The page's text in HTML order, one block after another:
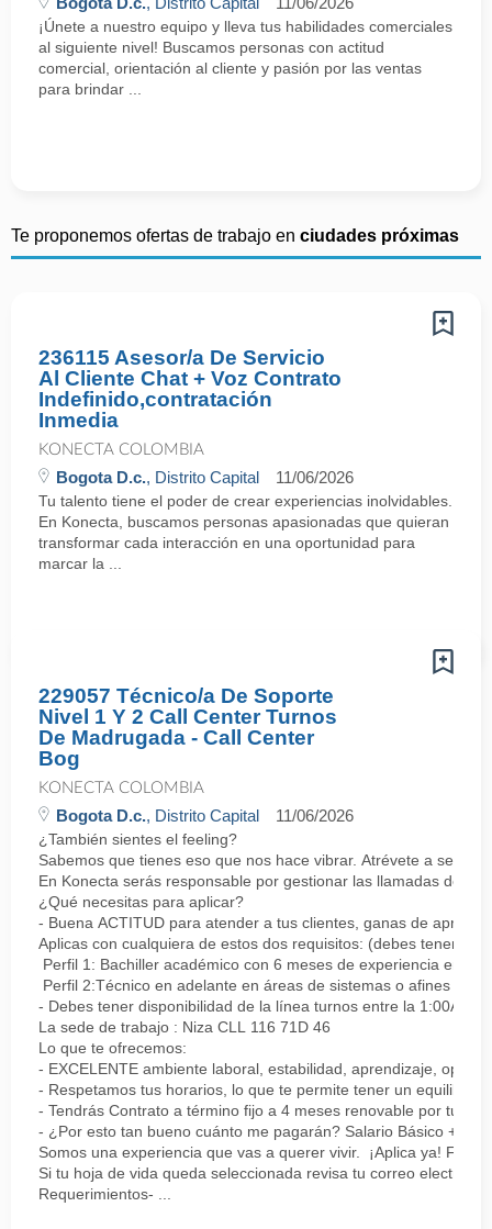
¡Únete a nuestro equipo y lleva tus habilidades comerciales
al siguiente nivel! Buscamos personas con actitud
comercial, orientación al cliente y pasión por las ventas
para brindar ...
Te proponemos ofertas de trabajo en ciudades próximas
236115 Asesor/a De Servicio
Al Cliente Chat + Voz Contrato
Indefinido,contratación
Inmedia
KONECTA COLOMBIA
Bogota D.c., Distrito Capital 11/06/2026
Tu talento tiene el poder de crear experiencias inolvidables.
En Konecta, buscamos personas apasionadas que quieran
transformar cada interacción en una oportunidad para
marcar la ...
229057 Técnico/a De Soporte
Nivel 1 Y 2 Call Center Turnos
De Madrugada - Call Center
Bog
KONECTA COLOMBIA
Bogota D.c., Distrito Capital 11/06/2026
¿También sientes el feeling?
Sabemos que tienes eso que nos hace vibrar. Atrévete a ser
En Konecta serás responsable por gestionar las llamadas de
¿Qué necesitas para aplicar?
- Buena ACTITUD para atender a tus clientes, ganas de
Aplicas con cualquiera de estos dos requisitos: (debes tener
Perfil 1: Bachiller académico con 6 meses de experiencia en
Perfil 2:Técnico en adelante en áreas de sistemas o afines
- Debes tener disponibilidad de la línea turnos entre la 1:00AM
La sede de trabajo : Niza CLL 116 71D 46
Lo que te ofrecemos:
- EXCELENTE ambiente laboral, estabilidad, aprendizaje,
- Respetamos tus horarios, lo que te permite tener un equilibrio
- Tendrás Contrato a término fijo a 4 meses renovable por tu
- ¿Por esto tan bueno cuánto me pagarán? Salario Básico +
Somos una experiencia que vas a querer vivir. ¡Aplica ya!
Si tu hoja de vida queda seleccionada revisa tu correo
Requerimientos- ...